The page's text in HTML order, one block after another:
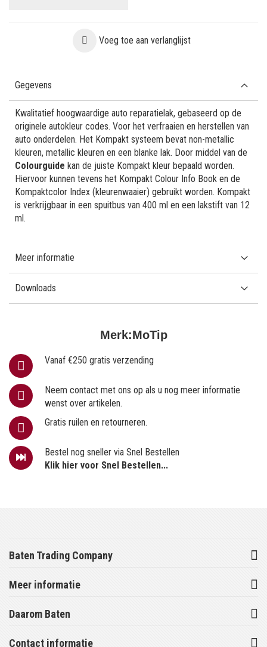
Voeg toe aan verlanglijst
Merk:MoTip
Vanaf €250 gratis verzending
Neem contact met ons op als u nog meer informatie
wenst over artikelen.
Gratis ruilen en retourneren.
Bestel nog sneller via Snel Bestellen
Klik hier voor Snel Bestellen...
Gegevens
Kwalitatief hoogwaardige auto reparatielak, gebaseerd op de
originele autokleur codes. Voor het verfraaien en herstellen van
auto onderdelen. Het Kompakt systeem bevat non-metallic
kleuren, metallic kleuren en een blanke lak. Door middel van de
Colourguide kan de juiste Kompakt kleur bepaald worden.
Hiervoor kunnen tevens het Kompakt Colour Info Book en de
Kompaktcolor Index (kleurenwaaier) gebruikt worden. Kompakt
is verkrijgbaar in een spuitbus van 400 ml en een lakstift van 12
ml.
Meer informatie
Downloads
Baten Trading Company
Meer informatie
Daarom Baten
Contact informatie